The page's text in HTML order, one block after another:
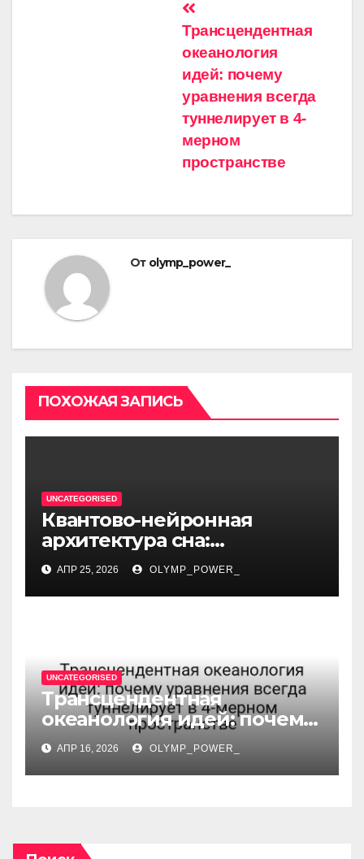
Навигация
Трансцендентная
океанология
идей: почему
уравнения всегда
туннелирует в 4-
мерном
пространстве
От olymp_power_
ПОХОЖАЯ ЗАПИСЬ
UNCATEGORISED
Квантово-нейронная
архитектура сна:
бифуркация циклом
Человека общества в
стохастической среде
АПР 25, 2026 OLYMP_POWER_
UNCATEGORISED
Трансцендентная
океанология идей: почему
уравнения всегда
туннелирует в 4-мерном
пространстве
АПР 16, 2026 OLYMP_POWER_